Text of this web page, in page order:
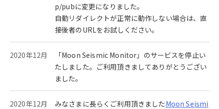
p/pubに変更になりました。
自動リダイレクトが正常に動作しない場合は、直
接後者のURLをお試しください。
2020年12月
「Moon Seismic Monitor」のサービスを停止い
たしました。ご利用頂きましてありがとうござい
ました。
2020年12月 みなさまに長らくご利用頂きましたMoon Seismi